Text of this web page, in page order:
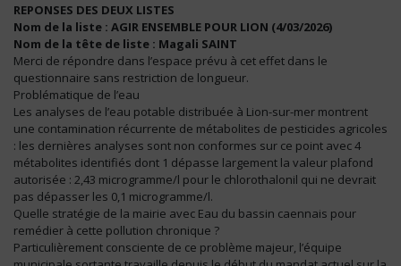
REPONSES DES DEUX LISTES
Nom de la liste : AGIR ENSEMBLE POUR LION (4/03/2026)
Nom de la tête de liste : Magali SAINT
Merci de répondre dans l’espace prévu à cet effet dans le
questionnaire sans restriction de longueur.
Problématique de l’eau
Les analyses de l’eau potable distribuée à Lion-sur-mer montrent
une contamination récurrente de métabolites de pesticides agricoles
: les dernières analyses sont non conformes sur ce point avec 4
métabolites identifiés dont 1 dépasse largement la valeur plafond
autorisée : 2,43 microgramme/l pour le chlorothalonil qui ne devrait
pas dépasser les 0,1 microgramme/l.
Quelle stratégie de la mairie avec Eau du bassin caennais pour
remédier à cette pollution chronique ?
Particulièrement consciente de ce problème majeur, l’équipe